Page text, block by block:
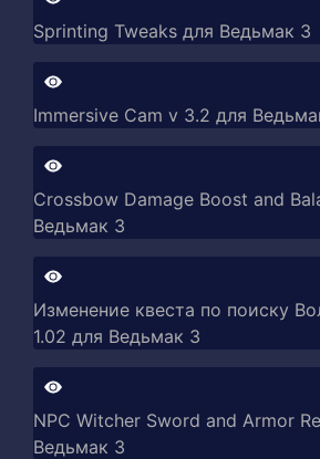
Sprinting Tweaks для Ведьмак 3
Immersive Cam v 3.2 для
Crossbow Damage Boost and
Ведьмак 3
Изменение квеста по поиску
1.02 для Ведьмак 3
NPC Witcher Sword and Armor
Ведьмак 3